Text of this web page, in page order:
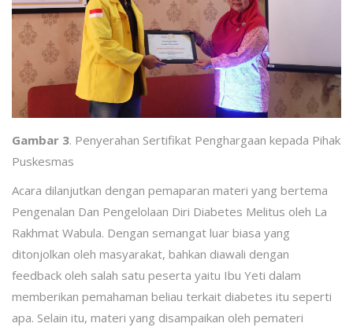
Gambar 3. Penyerahan Sertifikat Penghargaan kepada Pihak
Puskesmas
Acara dilanjutkan dengan pemaparan materi yang bertema
Pengenalan Dan Pengelolaan Diri Diabetes Melitus oleh La
Rakhmat Wabula. Dengan semangat luar biasa yang
ditonjolkan oleh masyarakat, bahkan diawali dengan
feedback oleh salah satu peserta yaitu Ibu Yeti dalam
memberikan pemahaman beliau terkait diabetes itu seperti
apa. Selain itu, materi yang disampaikan oleh pemateri